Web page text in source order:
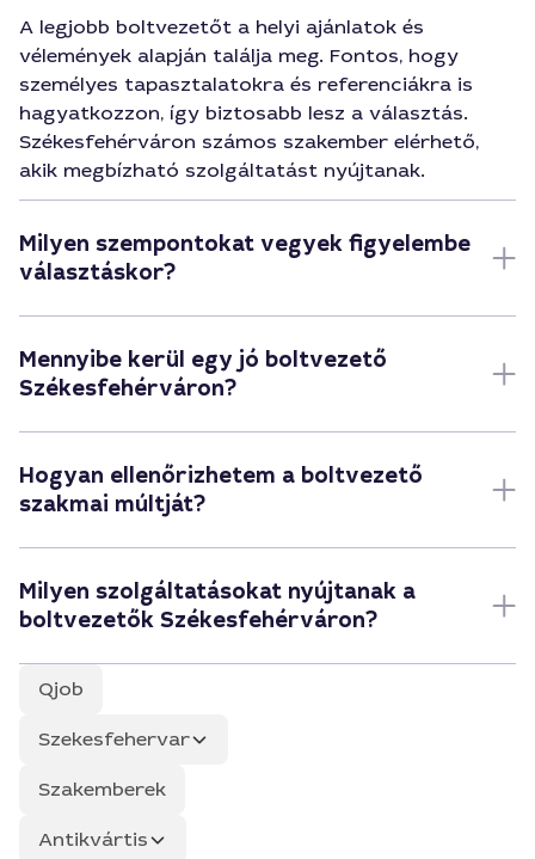
A legjobb boltvezetőt a helyi ajánlatok és
vélemények alapján találja meg. Fontos, hogy
személyes tapasztalatokra és referenciákra is
hagyatkozzon, így biztosabb lesz a választás.
Székesfehérváron számos szakember elérhető,
akik megbízható szolgáltatást nyújtanak.
Milyen szempontokat vegyek figyelembe
választáskor?
Mennyibe kerül egy jó boltvezető
Székesfehérváron?
Hogyan ellenőrizhetem a boltvezető
szakmai múltját?
Milyen szolgáltatásokat nyújtanak a
boltvezetők Székesfehérváron?
Qjob
Szekesfehervar
Szakemberek
Antikvártis